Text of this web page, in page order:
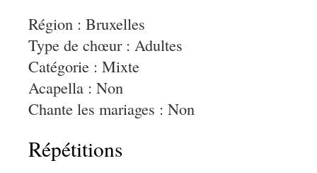
Région : Bruxelles
Type de chœur : Adultes
Catégorie : Mixte
Acapella : Non
Chante les mariages : Non
Répétitions